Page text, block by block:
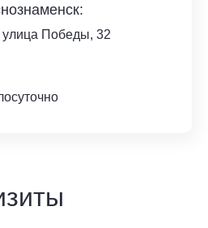
улица Победы, 32